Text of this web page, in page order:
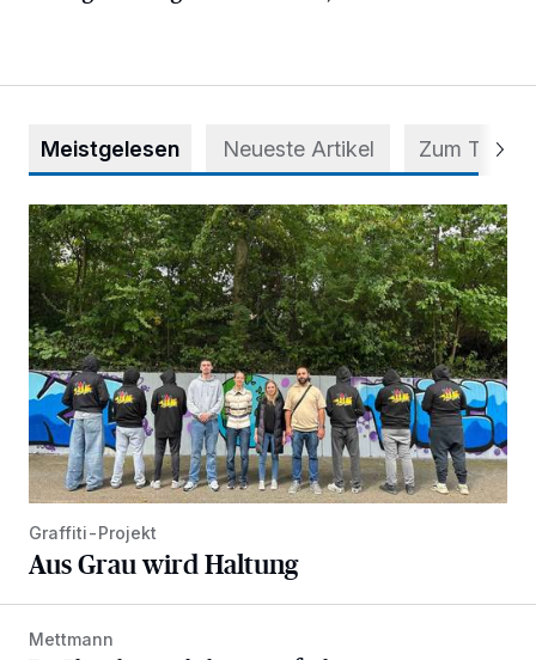
Meistgelesen Neueste Artikel Zum Thema
Aus Grau wird Haltung
Graffiti-Projekt
Aus Grau wird Haltung
Der Blotschenmarkt kann stattfinden
Mettmann